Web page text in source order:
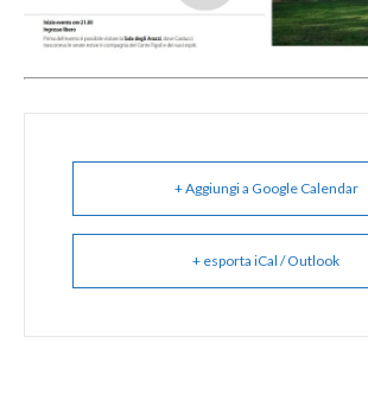
+ Aggiungi a Google Calendar
+ esporta iCal / Outlook